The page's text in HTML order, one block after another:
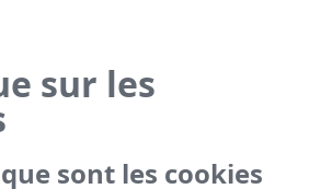
sur les
sont les cookies